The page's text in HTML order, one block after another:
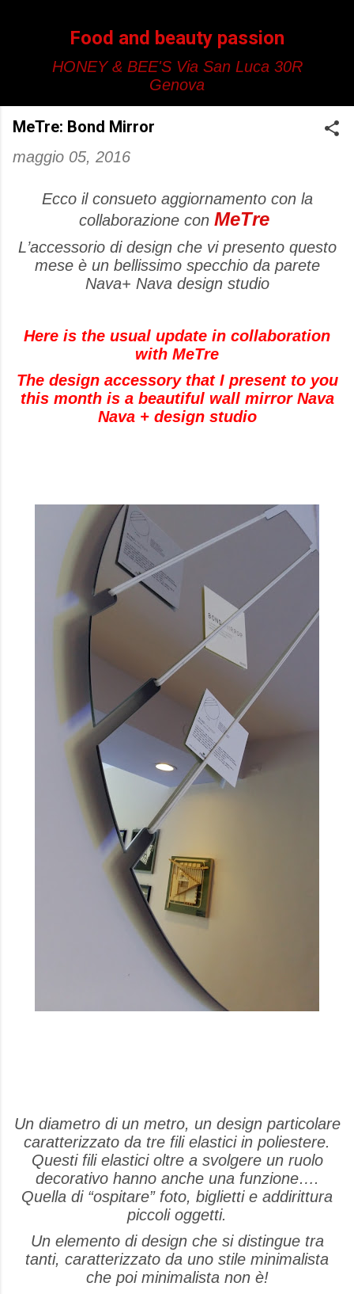
Food and beauty passion
HONEY & BEE'S Via San Luca 30R
Genova
MeTre: Bond Mirror
maggio 05, 2016
Ecco il consueto aggiornamento con la
collaborazione con MeTre
L’accessorio di design che vi presento questo
mese è un bellissimo specchio da parete
Nava+ Nava design studio
Here is the usual update in collaboration
with MeTre
The design accessory that I present to you
this month is a beautiful wall mirror Nava
Nava + design studio
Un diametro di un metro, un design particolare
caratterizzato da tre fili elastici in poliestere.
Questi fili elastici oltre a svolgere un ruolo
decorativo hanno anche una funzione….
Quella di “ospitare” foto, biglietti e addirittura
piccoli oggetti.
Un elemento di design che si distingue tra
tanti, caratterizzato da uno stile minimalista
che poi minimalista non è!